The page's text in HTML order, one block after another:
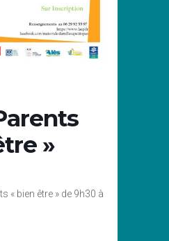
»
« bien être » de 9h30 à